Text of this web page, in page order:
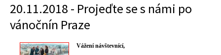
20.11.2018 - Projeďte se s námi po
vánočnín Praze
Vážení návštevnící,